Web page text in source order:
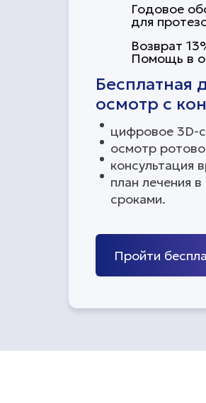
Годовое
для
Возврат
Помощь в
цифровое 3D-
осмотр
консультация
план лечения
сроками.
Бесплатная
осмотр с
Пройти